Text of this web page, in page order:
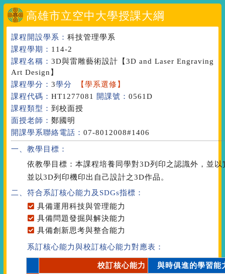
高雄市立空中大學授課大綱
課程開設學系： 科技管理學系
課程學期： 114-2
課程名稱： 3D與雷雕藝術設計 【3D and Laser Engraving
Art Design】
課程學分： 3學分
【學系選修】
課程代碼： HT1277081 開課號： 0561D
課程類型： 到校面授
面授老師： 鄭國明
開課學系聯絡電話： 07-8012008#1406
一、教學目標：
依教學目標：本課程培養同學對3D列印之認識外，並
並以3D列印機印出自己設計之3D作品。
二、符合系訂核心能力 及SDGs指標 ：
具備運用科技與管理能力
具備問題發掘與解決能力
具備創新思考與整合能力
系訂核心能力與校訂核心能力對應表：
校訂核心能力
與時俱進的學習能